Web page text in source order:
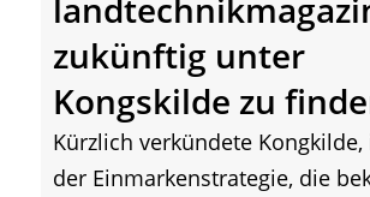
zukünftig unter
Kongskilde zu
Kürzlich verkündete Kongkilde,
der Einmarkenstrategie, die